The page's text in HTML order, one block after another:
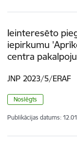
Ieinteresēto
iepirkumu
centra
JNP 2023/5/ERAF
Noslēgts
Publikācijas datums: